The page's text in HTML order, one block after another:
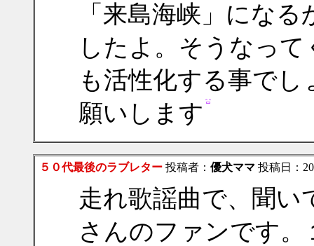
「来島海峡」にな
したよ。そうなっ
も活性化する事で
願いします
５０代最後のラブレター 投稿者： 優犬ママ 投稿日：
走れ歌謡曲で、聞い
さんのファンです